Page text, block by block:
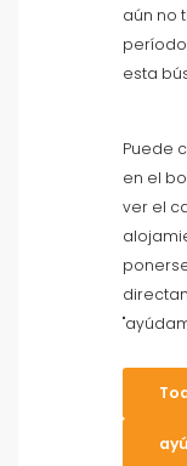
Cuartos de
Limpiar filtros
Servicios
aún no
esta
Puede
en el
ver el